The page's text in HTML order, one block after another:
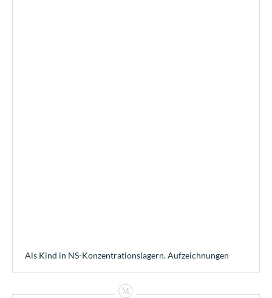
Als Kind in NS-Konzentrationslagern. Aufzeichnungen